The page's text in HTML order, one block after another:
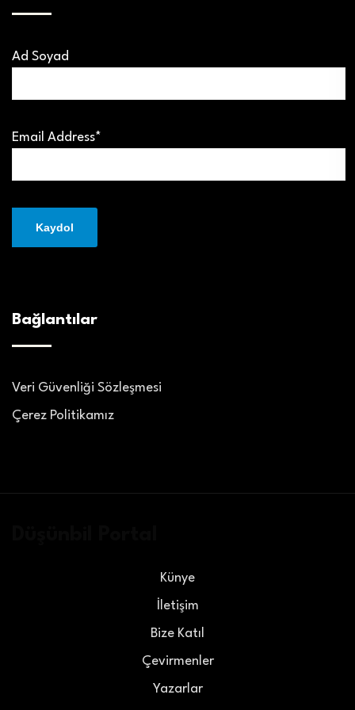
Ad Soyad
Email Address*
Bağlantılar
Veri Güvenliği Sözleşmesi
Çerez Politikamız
Künye
İletişim
Bize Katıl
Çevirmenler
Yazarlar